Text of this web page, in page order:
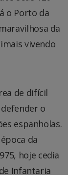
o Porto da
da
vivendo
de difícil
o
espanholas.
da
hoje cedia
Infantaria